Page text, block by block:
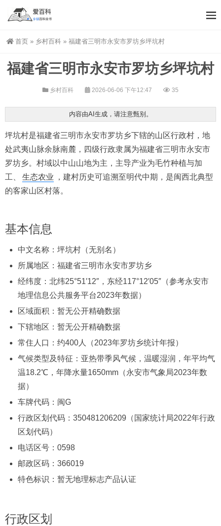
首页 » 乡村百科 » 福建省三明市永安市罗坊乡坪坑村
福建省三明市永安市罗坊乡坪坑村
乡村百科 2026-06-06 下午12:47 35
内容由AI生成，请注意甄别。
坪坑村是福建省三明市永安市罗坊乡下辖的山区行政村，地
处武夷山脉余脉南麓，四级行政隶属为福建省三明市永安市
罗坊乡。村域以中山山地为主，主导产业为毛竹种植与加
工、
生态农业
，建村历史可追溯至明代中期，是闽西北典型
的客家山区村落。
基本信息
中文名称：坪坑村（无别名）
所属地区：福建省三明市永安市罗坊乡
经纬度：北纬25°51′12″，东经117°12′05″（参考永安市
地理信息公共服务平台2023年数据）
区域面积：暂无公开精确数据
下辖地区：暂无公开精确数据
常住人口：约400人（2023年罗坊乡统计年报）
气候类型及特征：亚热带季风气候，温暖湿润，年平均气
温18.2℃，年降水量1650mm（永安市气象局2023年数
据）
车牌代码：闽G
行政区划代码：350481206209（国家统计局2022年行政
区划代码）
电话区号：0598
邮政区码：366019
特色标识：暂无地理标志产品认证
行政区划